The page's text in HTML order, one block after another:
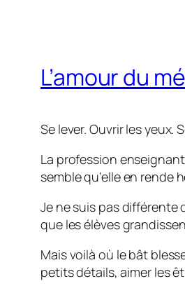
L’amour du
Se lever. Ouvrir les yeux.
La profession
semble qu’elle en rende
Je ne suis pas différente
que les élèves
Mais voilà où le bât
petits détails, aimer les